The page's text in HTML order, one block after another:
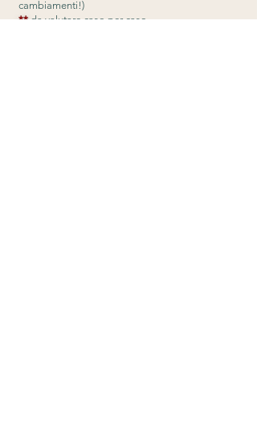
cambiamenti!)
**da valutare caso per caso